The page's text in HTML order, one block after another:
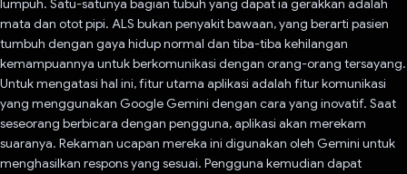
lumpuh. Satu-satunya bagian tubuh yang dapat ia gerakkan adalah
mata dan otot pipi. ALS bukan penyakit bawaan, yang berarti pasien
tumbuh dengan gaya hidup normal dan tiba-tiba kehilangan
kemampuannya untuk berkomunikasi dengan orang-orang tersayang.
Untuk mengatasi hal ini, fitur utama aplikasi adalah fitur komunikasi
yang menggunakan Google Gemini dengan cara yang inovatif. Saat
seseorang berbicara dengan pengguna, aplikasi akan merekam
suaranya. Rekaman ucapan mereka ini digunakan oleh Gemini untuk
menghasilkan respons yang sesuai. Pengguna kemudian dapat